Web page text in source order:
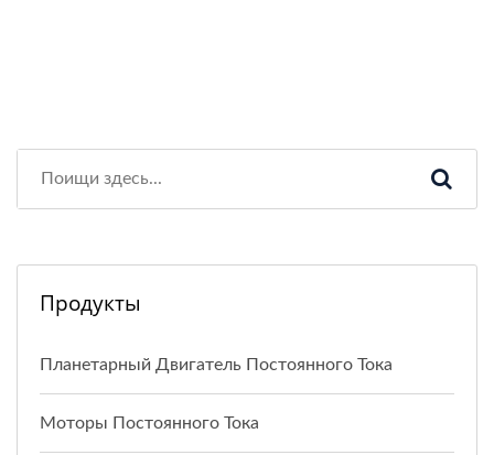
Продукты
Планетарный Двигатель Постоянного Тока
Моторы Постоянного Тока